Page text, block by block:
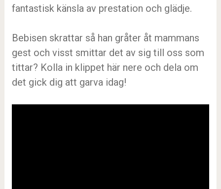
fantastisk känsla av prestation och glädje.
Bebisen skrattar så han gråter åt mammans
gest och visst smittar det av sig till oss som
tittar? Kolla in klippet här nere och dela om
det gick dig att garva idag!